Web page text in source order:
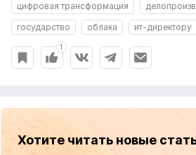
цифровая трансформация
государство
облака ит-директору
1
Хотите читать новые